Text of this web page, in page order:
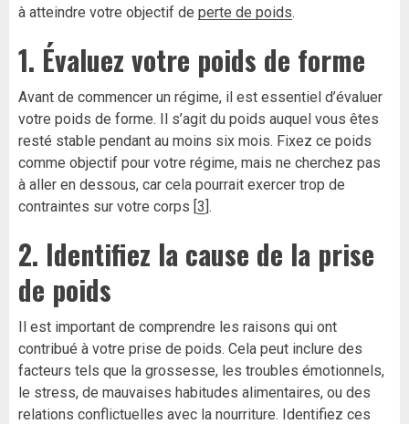
à atteindre votre objectif de perte de poids.
1. Évaluez votre poids de forme
Avant de commencer un régime, il est essentiel d’évaluer
votre poids de forme. Il s’agit du poids auquel vous êtes
resté stable pendant au moins six mois. Fixez ce poids
comme objectif pour votre régime, mais ne cherchez pas
à aller en dessous, car cela pourrait exercer trop de
contraintes sur votre corps [3].
2. Identifiez la cause de la prise
de poids
Il est important de comprendre les raisons qui ont
contribué à votre prise de poids. Cela peut inclure des
facteurs tels que la grossesse, les troubles émotionnels,
le stress, de mauvaises habitudes alimentaires, ou des
relations conflictuelles avec la nourriture. Identifiez ces